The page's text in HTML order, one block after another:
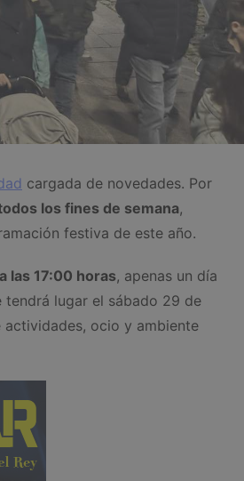
cargada de novedades. Por
los fines de semana,
festiva de este año.
las 17:00 horas, apenas un día
tendrá lugar el sábado 29 de
actividades, ocio y ambiente